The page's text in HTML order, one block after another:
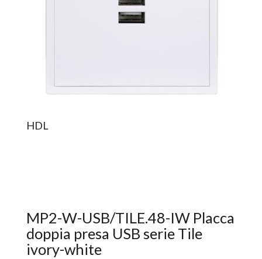
HDL
MP2-W-USB/TILE.48-IW Placca
doppia presa USB serie Tile
ivory-white